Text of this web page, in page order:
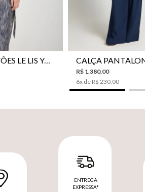
CAMISA BOTÕES LE LIS YANNA FEMININA
R$ 1.380,00
6x de R$ 230,00
ENTREGA
EXPRESSA*